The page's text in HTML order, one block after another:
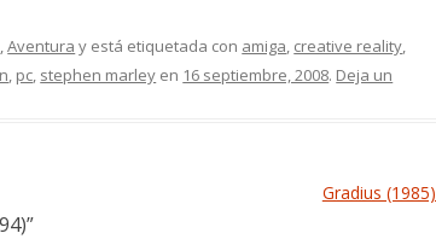
,Aventura y está etiquetada con amiga, creative reality,
, pc, stephen marley en 16 septiembre, 2008. Deja un
Gradius (1985)
”